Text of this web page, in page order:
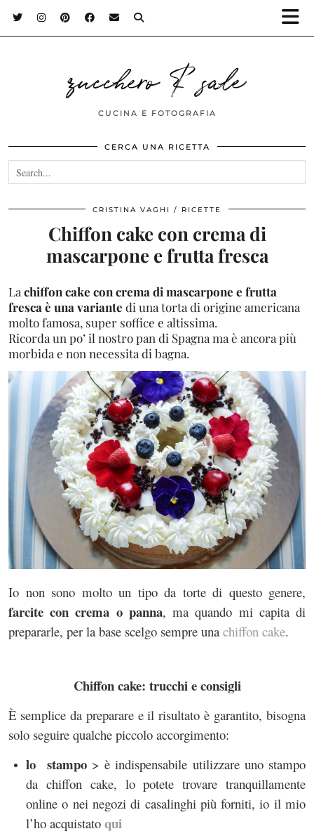
zucchero & sale
CUCINA E FOTOGRAFIA
CERCA UNA RICETTA
CRISTINA VAGHI RICETTE
Chiffon cake con crema di
mascarpone e frutta fresca
La chiffon cake con crema di mascarpone e frutta
fresca è una variante di una torta di origine americana
molto famosa, super soffice e altissima.
Ricorda un po’ il nostro pan di Spagna ma è ancora più
morbida e non necessita di bagna.
Io non sono molto un tipo da torte di questo genere,
farcite con crema o panna, ma quando mi capita di
prepararle, per la base scelgo sempre una chiffon cake.
Chiffon cake: trucchi e consigli
È semplice da preparare e il risultato è garantito, bisogna
solo seguire qualche piccolo accorgimento:
lo stampo> è indispensabile utilizzare uno stampo
da chiffon cake, lo potete trovare tranquillamente
online o nei negozi di casalinghi più forniti, io il mio
l’ho acquistato qui